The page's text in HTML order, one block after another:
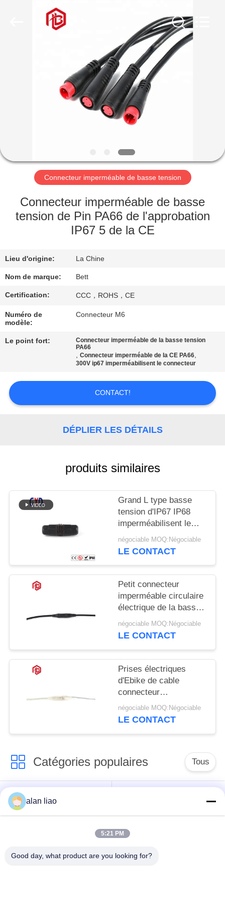
PRODUITS
DE
NOUS
VISITE
D'USINE
DE
QUALITÉ
PLAN
DU
SITE
POLICY
Connecteur imperméable de basse tension
Connecteur imperméable de basse
tension de Pin PA66 de l'approbation
IP67 5 de la CE
Lieu d'origine: La Chine
Nom de marque: Bett
Certification: CCC，ROHS，CE
Numéro de
modèle:
Connecteur M6
Le point fort:
Connecteur imperméable de la basse tension
PA66
,Connecteur imperméable de la CE PA66,
300V ip67 imperméabilisent le connecteur
CONTACT!
DÉPLIER LES DÉTAILS
produits similaires
Grand L type basse
tension d'IP67 IP68
imperméabilisent le
connecteur 2 Pin 3 4
négociable MOQ:Négociable
LE CONTACT
Petit connecteur
imperméable circulaire
électrique de la basse
tension M6
négociable MOQ:Négociable
LE CONTACT
Prises électriques
d'Ebike de cable
connecteur
imperméable de la
basse tension M6
négociable MOQ:Négociable
LE CONTACT
Catégories populaires Tous
Connecteur circulaire
imperméable
basse tension
imperméable de
Support de la lampe
alan liao
5:21 PM
Good day, what product are you looking for?